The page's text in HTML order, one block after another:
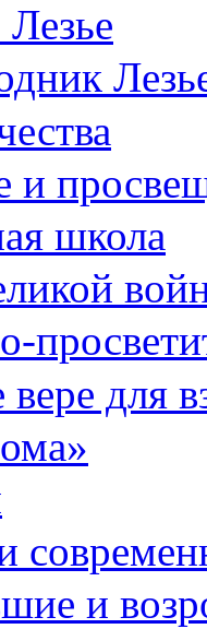
и
школа
для
и